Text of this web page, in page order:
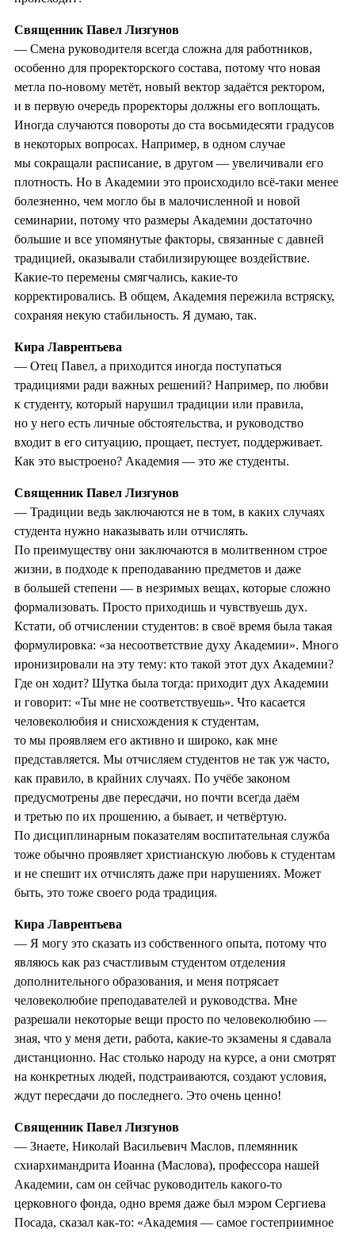
Священник Павел Лизгунов
— Смена руководителя всегда сложна для работников,
особенно для проректорского состава, потому что новая
метла по-новому метёт, новый вектор задаётся ректором,
и в первую очередь проректоры должны его воплощать.
Иногда случаются повороты до ста восьмидесяти градусов
в некоторых вопросах. Например, в одном случае
мы сокращали расписание, в другом — увеличивали его
плотность. Но в Академии это происходило всё-таки менее
болезненно, чем могло бы в малочисленной и новой
семинарии, потому что размеры Академии достаточно
большие и все упомянутые факторы, связанные с давней
традицией, оказывали стабилизирующее воздействие.
Какие-то перемены смягчались, какие-то
корректировались. В общем, Академия пережила встряску,
сохраняя некую стабильность. Я думаю, так.
Кира Лаврентьева
— Отец Павел, а приходится иногда поступаться
традициями ради важных решений? Например, по любви
к студенту, который нарушил традиции или правила,
но у него есть личные обстоятельства, и руководство
входит в его ситуацию, прощает, пестует, поддерживает.
Как это выстроено? Академия — это же студенты.
Священник Павел Лизгунов
— Традиции ведь заключаются не в том, в каких случаях
студента нужно наказывать или отчислять.
По преимуществу они заключаются в молитвенном строе
жизни, в подходе к преподаванию предметов и даже
в большей степени — в незримых вещах, которые сложно
формализовать. Просто приходишь и чувствуешь дух.
Кстати, об отчислении студентов: в своё время была такая
формулировка: «за несоответствие духу Академии». Много
иронизировали на эту тему: кто такой этот дух Академии?
Где он ходит? Шутка была тогда: приходит дух Академии
и говорит: «Ты мне не соответствуешь». Что касается
человеколюбия и снисхождения к студентам,
то мы проявляем его активно и широко, как мне
представляется. Мы отчисляем студентов не так уж часто,
как правило, в крайних случаях. По учёбе законом
предусмотрены две пересдачи, но почти всегда даём
и третью по их прошению, а бывает, и четвёртую.
По дисциплинарным показателям воспитательная служба
тоже обычно проявляет христианскую любовь к студентам
и не спешит их отчислять даже при нарушениях. Может
быть, это тоже своего рода традиция.
Кира Лаврентьева
— Я могу это сказать из собственного опыта, потому что
являюсь как раз счастливым студентом отделения
дополнительного образования, и меня потрясает
человеколюбие преподавателей и руководства. Мне
разрешали некоторые вещи просто по человеколюбию —
зная, что у меня дети, работа, какие-то экзамены я сдавала
дистанционно. Нас столько народу на курсе, а они смотрят
на конкретных людей, подстраиваются, создают условия,
ждут пересдачи до последнего. Это очень ценно!
Священник Павел Лизгунов
— Знаете, Николай Васильевич Маслов, племянник
схиархимандрита Иоанна (Маслова), профессора нашей
Академии, сам он сейчас руководитель какого-то
церковного фонда, одно время даже был мэром Сергиева
Посада, сказал как-то: «Академия — самое гостеприимное